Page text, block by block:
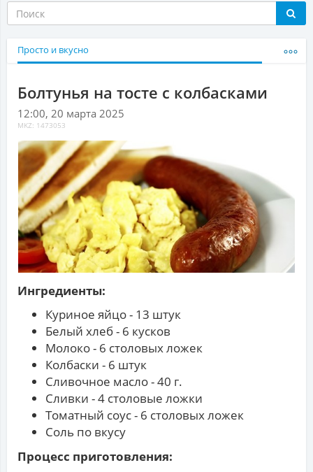
Просто и вкусно
Болтунья на тосте с колбасками
12:00, 20 марта 2025
MKZ: 1473053
Ингредиенты:
Куриное яйцо - 13 штук
Белый хлеб - 6 кусков
Молоко - 6 столовых ложек
Колбаски - 6 штук
Сливочное масло - 40 г.
Сливки - 4 столовые ложки
Томатный соус - 6 столовых ложек
Соль по вкусу
Процесс приготовления: